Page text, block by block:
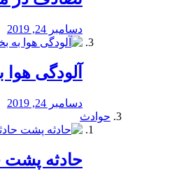
دسامبر 24, 2019
آلودگی
دسامبر 24, 2019
حوادث
️حادثه پشت